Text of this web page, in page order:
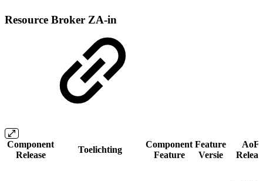
Resource Broker ZA-in
Component
Release
Toelichting
Component
Feature
Feature
Versie
AoF